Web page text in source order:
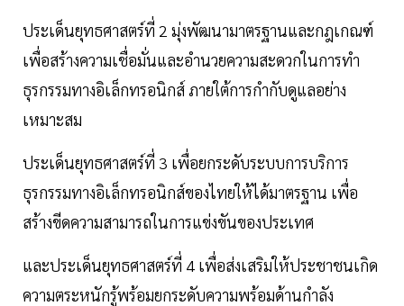
ประเด็นยุทธศาสตร์ที่ 2 มุ่งพัฒนามาตรฐานและกฎเกณฑ์
เพื่อสร้างความเชื่อมั่นและอำนวยความสะดวกในการทำ
ธุรกรรมทางอิเล็กทรอนิกส์ ภายใต้การกำกับดูแลอย่าง
เหมาะสม
ประเด็นยุทธศาสตร์ที่ 3 เพื่อยกระดับระบบการบริการ
ธุรกรรมทางอิเล็กทรอนิกส์ของไทยให้ได้มาตรฐาน เพื่อ
สร้างขีดความสามารถในการแข่งขันของประเทศ
และประเด็นยุทธศาสตร์ที่ 4 เพื่อส่งเสริมให้ประชาชนเกิด
ความตระหนักรู้พร้อมยกระดับความพร้อมด้านกำลัง